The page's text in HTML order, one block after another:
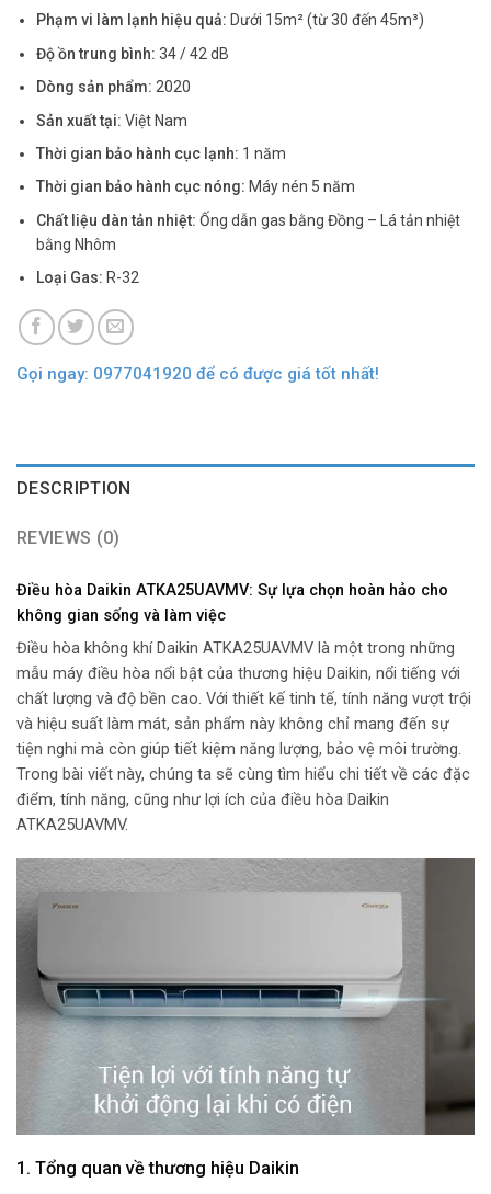
Phạm vi làm lạnh hiệu quả: Dưới 15m² (từ 30 đến 45m³)
Độ ồn trung bình:34 / 42 dB
Dòng sản phẩm:2020
Sản xuất tại:Việt Nam
Thời gian bảo hành cục lạnh: 1 năm
Thời gian bảo hành cục nóng: Máy nén 5 năm
Chất liệu dàn tản nhiệt:Ống dẫn gas bằng Đồng – Lá tản nhiệt
bằng Nhôm
Loại Gas: R-32
Gọi ngay: 0977041920 để có được giá tốt nhất!
DESCRIPTION
REVIEWS (0)
Điều hòa Daikin ATKA25UAVMV: Sự lựa chọn hoàn hảo cho
không gian sống và làm việc
Điều hòa không khí Daikin ATKA25UAVMV là một trong những
mẫu máy điều hòa nổi bật của thương hiệu Daikin, nổi tiếng với
chất lượng và độ bền cao. Với thiết kế tinh tế, tính năng vượt trội
và hiệu suất làm mát, sản phẩm này không chỉ mang đến sự
tiện nghi mà còn giúp tiết kiệm năng lượng, bảo vệ môi trường.
Trong bài viết này, chúng ta sẽ cùng tìm hiểu chi tiết về các đặc
điểm, tính năng, cũng như lợi ích của điều hòa Daikin
ATKA25UAVMV.
1. Tổng quan về thương hiệu Daikin